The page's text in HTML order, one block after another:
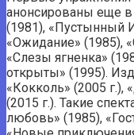
анонсированы еще в
(1981), «Пустынный
«Ожидание» (1985),
«Слезы ягненка»
открыты» (1995).
«Кокколь» (2005 г.),
(2015 г.). Такие
любовь» (1985),